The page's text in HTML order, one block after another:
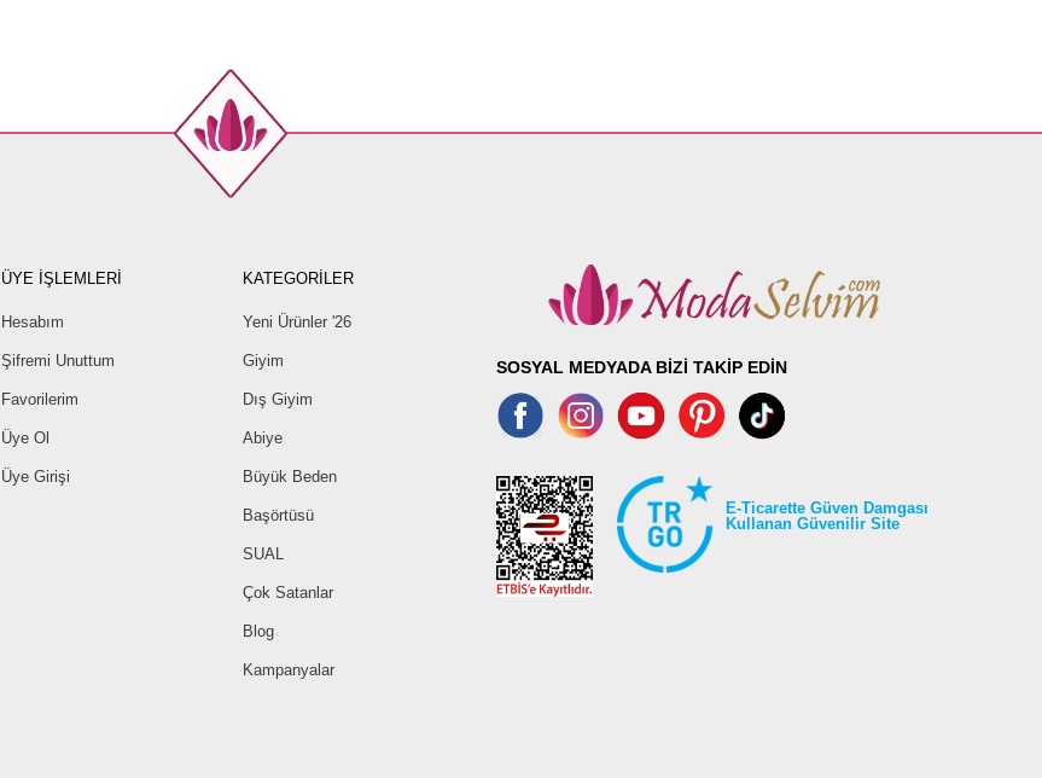
ÜYE İŞLEMLERİ
Hesabım
Şifremi Unuttum
Favorilerim
Üye Ol
Üye Girişi
KATEGORİLER
Yeni Ürünler '26
Giyim
Dış Giyim
Abiye
Büyük Beden
Başörtüsü
SUAL
Çok Satanlar
Blog
Kampanyalar
SOSYAL MEDYADA BİZİ TAKİP EDİN
E-Ticarette Güven Damgası
Kullanan Güvenilir Site